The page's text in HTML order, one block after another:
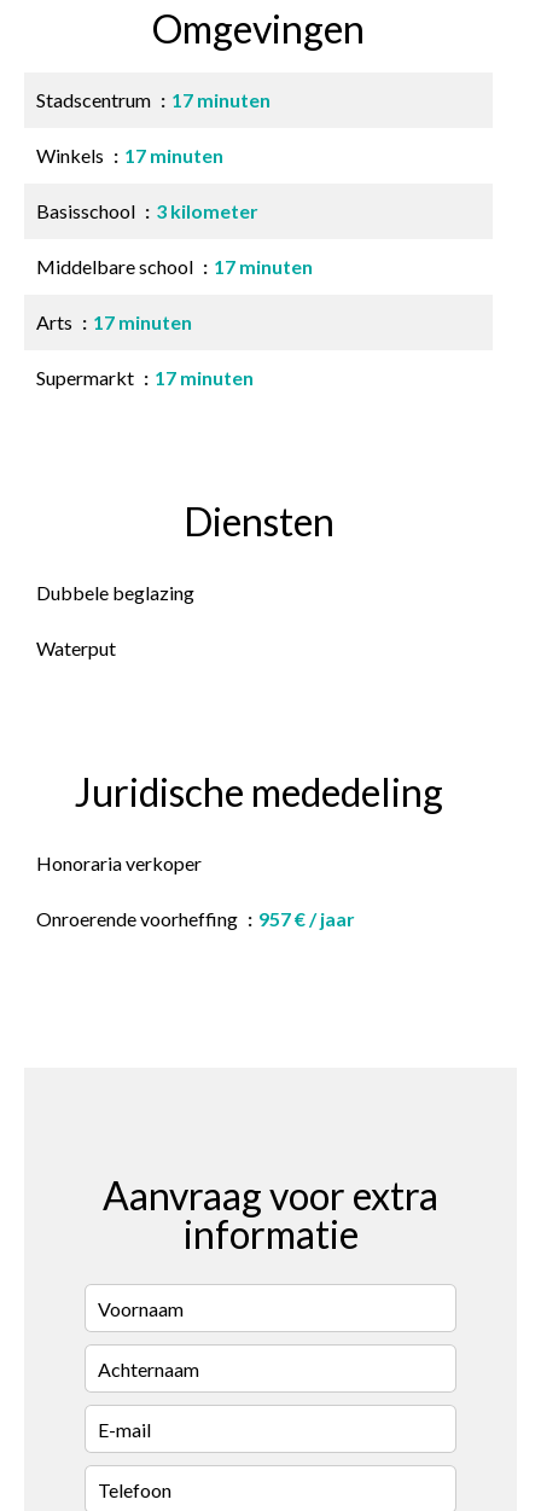
Omgevingen
Stadscentrum 17 minuten
Winkels 17 minuten
Basisschool 3 kilometer
Middelbare school 17 minuten
Arts 17 minuten
Supermarkt 17 minuten
Diensten
Dubbele beglazing
Waterput
Juridische mededeling
Honoraria verkoper
Onroerende voorheffing 957 € / jaar
Aanvraag voor extra
informatie